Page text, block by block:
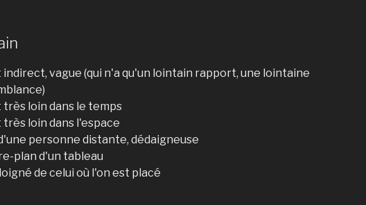
indirect, vague (qui n'a qu'un lointain rapport, une lointaine
très loin dans le temps
très loin dans l'espace
personne distante, dédaigneuse
plan d'un tableau
de celui où l'on est placé